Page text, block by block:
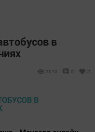
в
2510 0 0